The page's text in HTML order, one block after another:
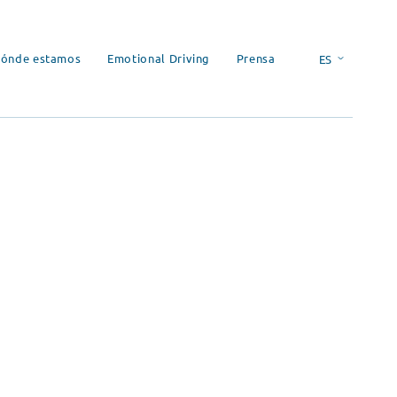
estamos Emotional Driving Prensa ES